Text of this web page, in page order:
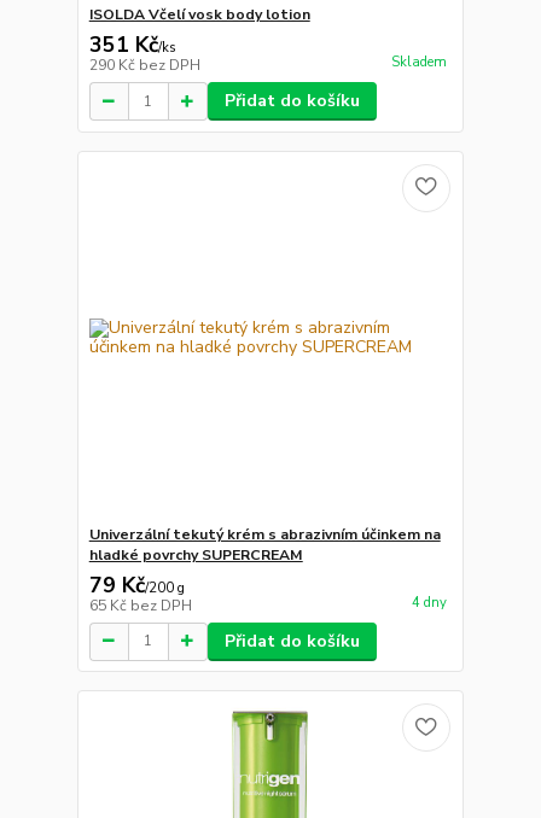
ISOLDA Včelí vosk body lotion
351 Kč/ks
290 Kč bez DPH Skladem
Přidat do košíku
Univerzální tekutý krém s abrazivním účinkem na
hladké povrchy SUPERCREAM
79 Kč/200 g
65 Kč bez DPH 4 dny
Přidat do košíku